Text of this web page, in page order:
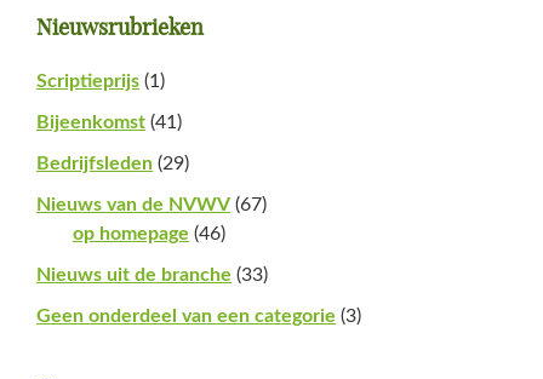
Primaire
Sidebar
Nieuwsrubrieken
Scriptieprijs (1)
Bijeenkomst (41)
Bedrijfsleden (29)
Nieuws van de NVWV (67)
op homepage (46)
Nieuws uit de branche (33)
Geen onderdeel van een categorie (3)